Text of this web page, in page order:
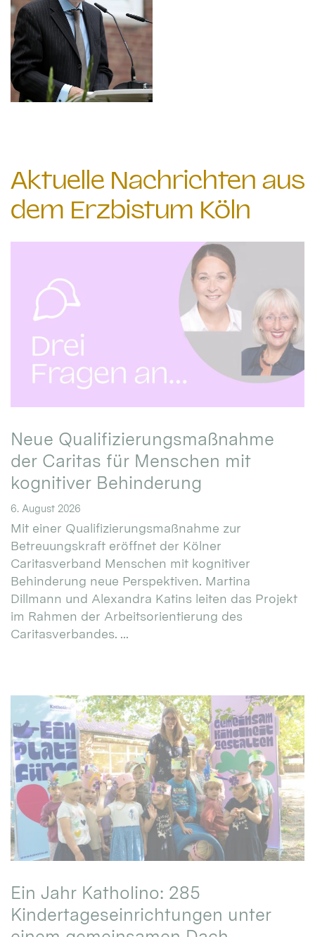
Aktuelle Nachrichten aus
dem Erzbistum Köln
Neue Qualifizierungsmaßnahme
der Caritas für Menschen mit
kognitiver Behinderung
6. August 2026
Mit einer Qualifizierungsmaßnahme zur
Betreuungskraft eröffnet der Kölner
Caritasverband Menschen mit kognitiver
Behinderung neue Perspektiven. Martina
Dillmann und Alexandra Katins leiten das Projekt
im Rahmen der Arbeitsorientierung des
Caritasverbandes. ...
Ein Jahr Katholino: 285
Kindertageseinrichtungen unter